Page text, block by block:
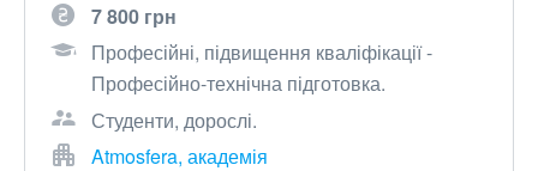
7 800 грн
Професійні, підвищення кваліфікації -
Професійно-технічна підготовка.
Студенти, дорослі.
Atmosfera, академія